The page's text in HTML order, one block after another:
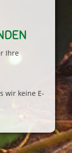
Ihre
wir keine E-